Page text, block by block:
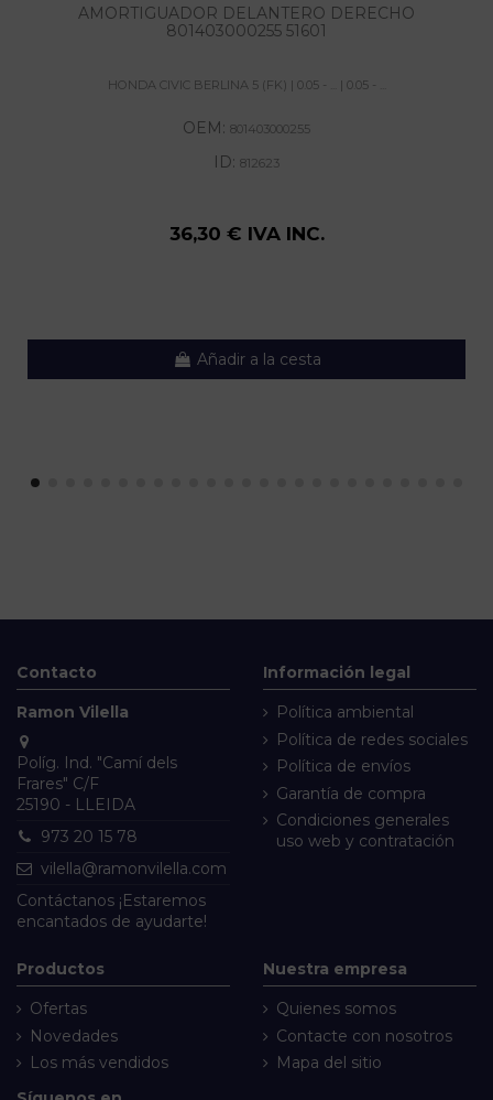
AMORTIGUADOR DELANTERO DERECHO
801403000255 51601
HONDA CIVIC BERLINA 5 (FK) | 0.05 - ... | 0.05 - ...
OEM: 801403000255
ID: 812623
36,30 € IVA INC.
Añadir a la cesta
Contacto
Ramon Vilella
Políg. Ind. "Camí dels
Frares" C/F
25190 - LLEIDA
973 20 15 78
vilella@ramonvilella.com
Contáctanos ¡Estaremos
encantados de ayudarte!
Información legal
Política ambiental
Política de redes sociales
Política de envíos
Garantía de compra
Condiciones generales
uso web y contratación
Productos
Ofertas
Novedades
Los más vendidos
Nuestra empresa
Quienes somos
Contacte con nosotros
Mapa del sitio